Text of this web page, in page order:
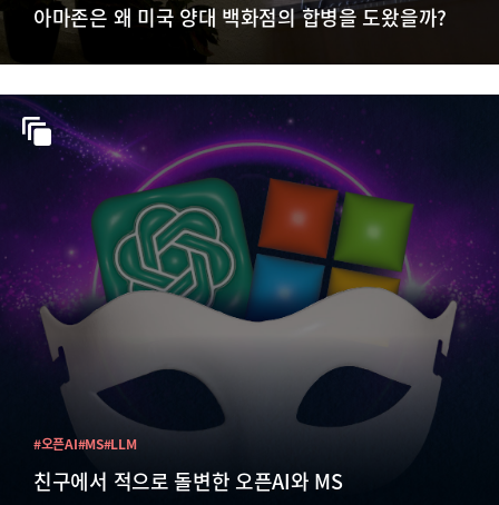
아마존은 왜 미국 양대 백화점의 합병을 도왔을까?
친구에서 적으로 돌변한 오픈AI와 MS
#오픈AI#MS#LLM